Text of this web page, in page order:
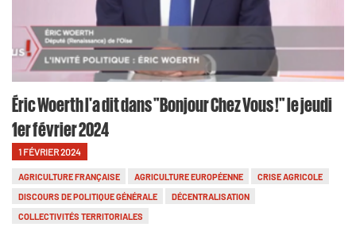
Éric Woerth l'a dit dans "Bonjour Chez Vous !" le jeudi
1er février 2024
1 FÉVRIER 2024
AGRICULTURE FRANÇAISE AGRICULTURE EUROPÉENNE
CRISE AGRICOLE
DISCOURS DE POLITIQUE GÉNÉRALE
DÉCENTRALISATION
COLLECTIVITÉS TERRITORIALES